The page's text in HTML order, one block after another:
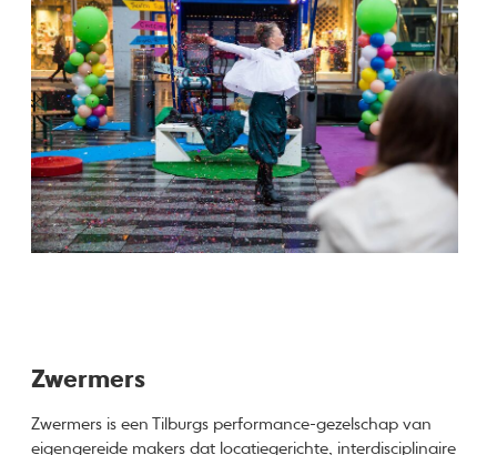
Zwermers
Zwermers is een Tilburgs performance-gezelschap van
eigengereide makers dat locatiegerichte, interdisciplinaire